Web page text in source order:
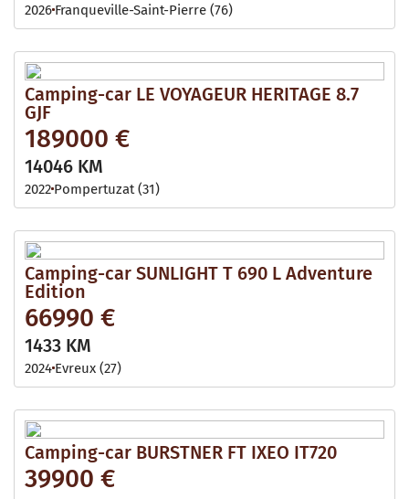
2026 Franqueville-Saint-Pierre (76)
Camping-car LE VOYAGEUR HERITAGE 8.7
GJF
189000 €
14046 KM
2022 Pompertuzat (31)
Camping-car SUNLIGHT T 690 L Adventure
Edition
66990 €
1433 KM
2024 Evreux (27)
Camping-car BURSTNER FT IXEO IT720
39900 €